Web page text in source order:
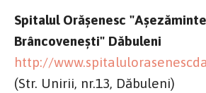
Spitalul Orășenesc
Brâncovenești" Dăbuleni
http://
(Str. Unirii, nr.13, Dăbuleni)